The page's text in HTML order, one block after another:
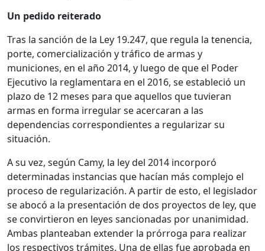
Un pedido reiterado
Tras la sanción de la Ley 19.247, que regula la tenencia,
porte, comercialización y tráfico de armas y
municiones, en el año 2014, y luego de que el Poder
Ejecutivo la reglamentara en el 2016, se estableció un
plazo de 12 meses para que aquellos que tuvieran
armas en forma irregular se acercaran a las
dependencias correspondientes a regularizar su
situación.
A su vez, según Camy, la ley del 2014 incorporó
determinadas instancias que hacían más complejo el
proceso de regularización. A partir de esto, el legislador
se abocó a la presentación de dos proyectos de ley, que
se convirtieron en leyes sancionadas por unanimidad.
Ambas planteaban extender la prórroga para realizar
los respectivos trámites. Una de ellas fue aprobada en